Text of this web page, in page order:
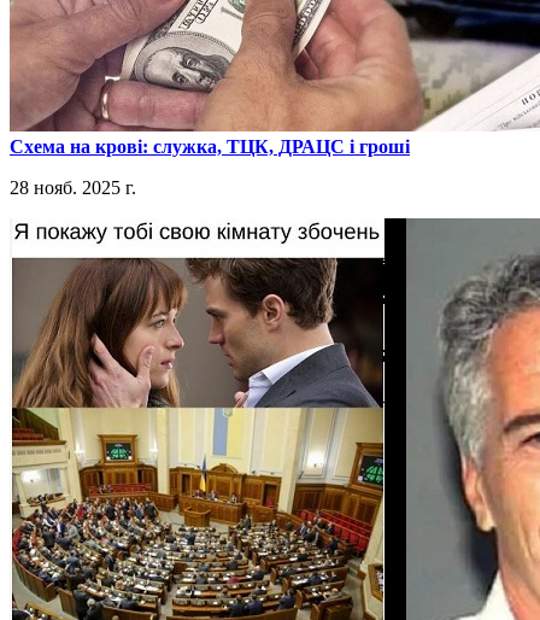
​Схема на крові: служка, ТЦК, ДРАЦС і гроші
28 нояб. 2025 г.